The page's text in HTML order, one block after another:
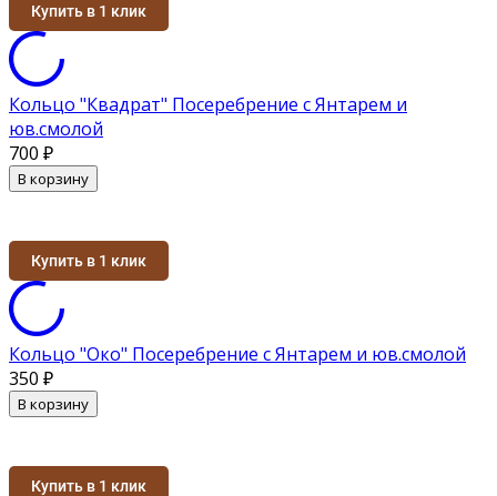
Купить в 1 клик
Кольцо "Квадрат" Посеребрение с Янтарем и
юв.смолой
700 ₽
В корзину
Купить в 1 клик
Кольцо "Око" Посеребрение с Янтарем и юв.смолой
350 ₽
В корзину
Купить в 1 клик